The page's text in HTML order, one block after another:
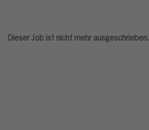
Dieser Job ist nicht mehr ausgeschrieben.